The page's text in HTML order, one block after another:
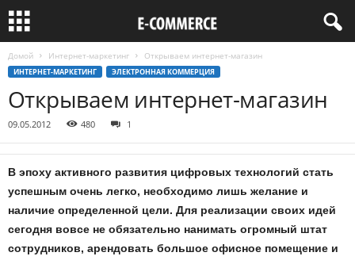
Домой Интернет-маркетинг Открываем интернет-магазин
ИНТЕРНЕТ-МАРКЕТИНГ ЭЛЕКТРОННАЯ КОММЕРЦИЯ
Открываем интернет-магазин
09.05.2012 480 1
В эпоху активного развития цифровых технологий стать
успешным очень легко, необходимо лишь желание и
наличие определенной цели. Для реализации своих идей
сегодня вовсе не обязательно нанимать огромный штат
сотрудников, арендовать большое офисное помещение и